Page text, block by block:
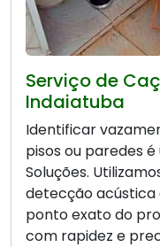
Serviço de
Indaiatuba
Identificar
pisos ou paredes
Soluções.
detecção
ponto exato do
com rapidez e